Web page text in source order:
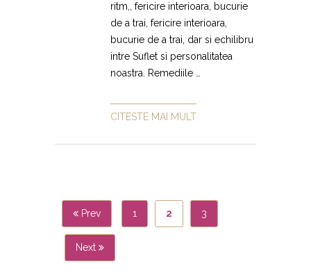
ritm,, fericire interioara, bucurie
de a trai, fericire interioara,
bucurie de a trai, dar si echilibru
intre Suflet si personalitatea
noastra. Remediile …
CITESTE MAI MULT
Prev 1 2 3
Next